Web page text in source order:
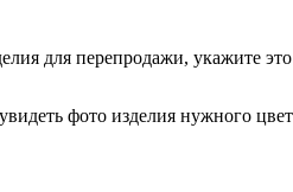
для перепродажи, укажите
фото изделия нужного